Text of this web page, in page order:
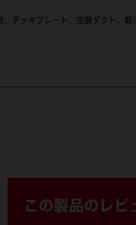
デッキプレート、空調ダクト、軽
この製品のレビ